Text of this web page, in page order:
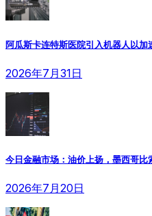
阿瓜斯卡连特斯医院引入机器人以加
2026年7月31日
今日金融市场：油价上扬，墨西哥比
2026年7月20日